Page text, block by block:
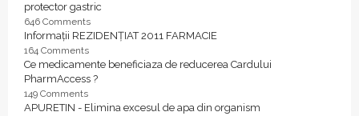
protector gastric
646 Comments
Informații REZIDENȚIAT 2011 FARMACIE
164 Comments
Ce medicamente beneficiaza de reducerea Cardului
PharmAccess ?
149 Comments
APURETIN - Elimina excesul de apa din organism